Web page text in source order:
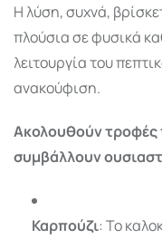
Η λύση, συχνά,
πλούσια σε φυσικά
λειτουργία του
ανακούφιση.
Ακολουθούν τροφές
συμβάλλουν
Καρπούζι: Το